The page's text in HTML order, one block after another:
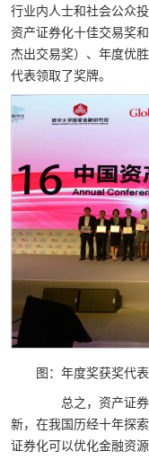
行业内人士和社会公众
资产证券化十佳交易奖
杰出交易奖）、年度优
代表领取了奖牌。
图：年度奖获奖代
总之，资产证券
新，在我国历经十年探
证券化可以优化金融资